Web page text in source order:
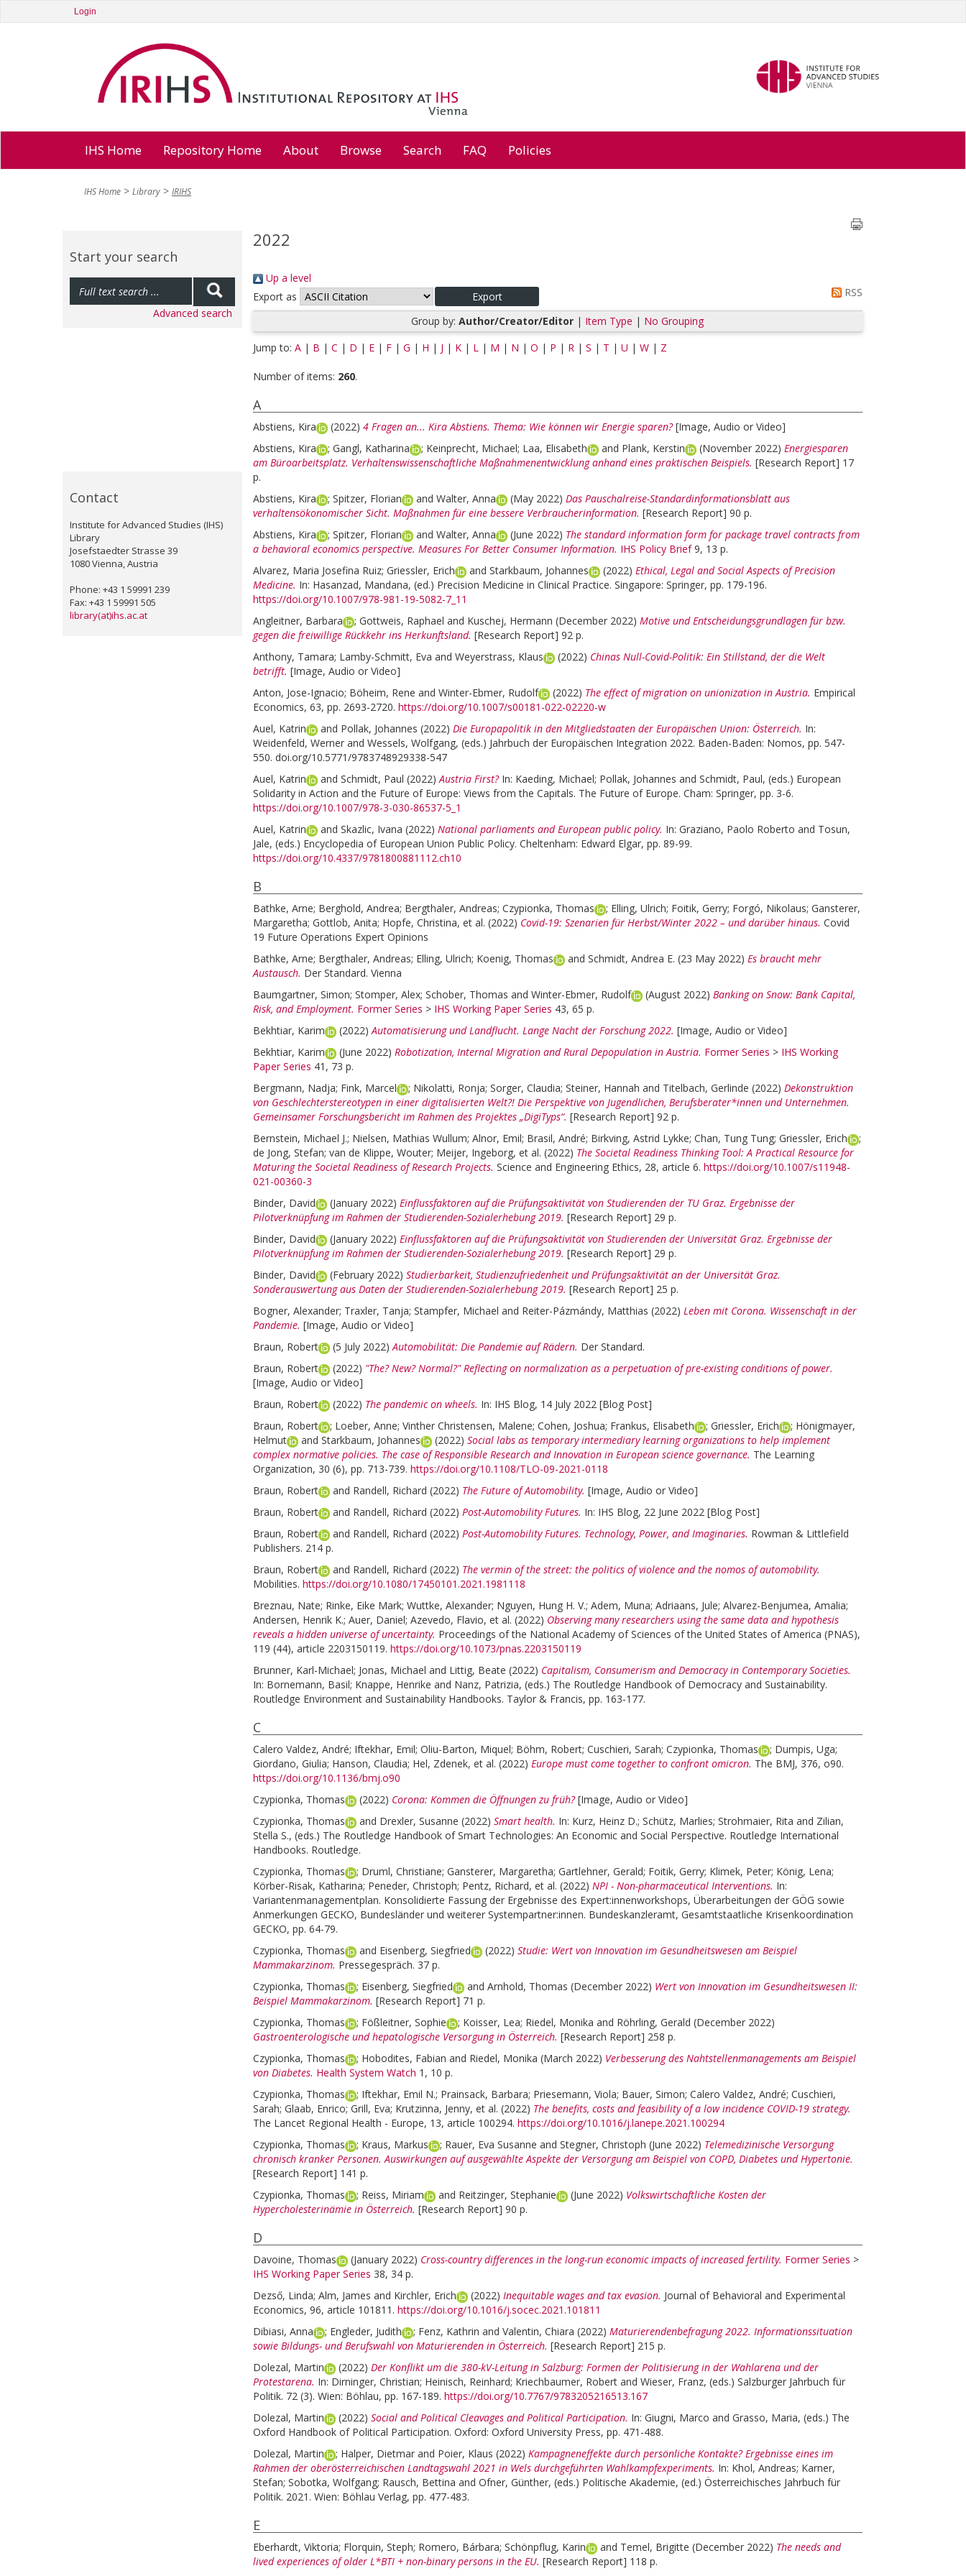
Login
IHS Home Repository Home About Browse Search FAQ Policies
IHS Home Library IRIHS
Start your search
Advanced search
Contact
Institute for Advanced Studies (IHS)
Library
Josefstaedter Strasse 39
1080 Vienna, Austria
Phone: +43 1 59991 239
Fax: +43 1 59991 505
library(at)ihs.ac.at
2022
Up a level
Export as
RSS
Group by:Author/Creator/Editor | Item Type | No Grouping
Jump to: A | B | C | D | E | F | G | H | J | K | L | M | N | O | P | R | S | T | U | W | Z
Number of items: 260.
A
Abstiens, Kira (2022) 4 Fragen an... Kira Abstiens. Thema: Wie können wir Energie sparen? [Image, Audio or Video]
Abstiens, Kira
; Gangl, Katharina ; Keinprecht, Michael; Laa, Elisabeth and Plank, Kerstin (November 2022) Energiesparen
am Büroarbeitsplatz. Verhaltenswissenschaftliche Maßnahmenentwicklung anhand eines praktischen Beispiels. [Research Report] 17
p.
Abstiens, Kira
; Spitzer, Florian and Walter, Anna (May 2022) Das Pauschalreise-Standardinformationsblatt aus
verhaltensökonomischer Sicht. Maßnahmen für eine bessere Verbraucherinformation. [Research Report] 90 p.
Abstiens, Kira
; Spitzer, Florian and Walter, Anna (June 2022) The standard information form for package travel contracts from
a behavioral economics perspective. Measures For Better Consumer Information. IHS Policy Brief9, 13 p.
Alvarez, Maria Josefina Ruiz; Griessler, Erich and Starkbaum, Johannes (2022) Ethical, Legal and Social Aspects of Precision
Medicine. In: Hasanzad, Mandana, (ed.) Precision Medicine in Clinical Practice. Singapore: Springer, pp. 179-196.
https://doi.org/10.1007/978-981-19-5082-7_11
Angleitner, Barbara
; Gottweis, Raphael and Kuschej, Hermann (December 2022) Motive und Entscheidungsgrundlagen für bzw.
gegen die freiwillige Rückkehr ins Herkunftsland. [Research Report] 92 p.
Anthony, Tamara; Lamby-Schmitt, Eva and Weyerstrass, Klaus (2022) Chinas Null-Covid-Politik: Ein Stillstand, der die Welt
betrifft. [Image, Audio or Video]
Anton, Jose-Ignacio; Böheim, Rene and Winter-Ebmer, Rudolf (2022) The effect of migration on unionization in Austria. Empirical
Economics, 63, pp. 2693-2720. https://doi.org/10.1007/s00181-022-02220-w
Auel, Katrin
and Pollak, Johannes (2022) Die Europapolitik in den Mitgliedstaaten der Europäischen Union: Österreich. In:
Weidenfeld, Werner and Wessels, Wolfgang, (eds.) Jahrbuch der Europäischen Integration 2022. Baden-Baden: Nomos, pp. 547-
550. doi.org/10.5771/9783748929338-547
Auel, Katrin
and Schmidt, Paul (2022)Austria First? In: Kaeding, Michael; Pollak, Johannes and Schmidt, Paul, (eds.) European
Solidarity in Action and the Future of Europe: Views from the Capitals. The Future of Europe. Cham: Springer, pp. 3-6.
https://doi.org/10.1007/978-3-030-86537-5_1
Auel, Katrin
and Skazlic, Ivana (2022) National parliaments and European public policy. In: Graziano, Paolo Roberto and Tosun,
Jale, (eds.) Encyclopedia of European Union Public Policy. Cheltenham: Edward Elgar, pp. 89-99.
https://doi.org/10.4337/9781800881112.ch10
B
Bathke, Arne; Berghold, Andrea; Bergthaler, Andreas; Czypionka, Thomas ; Elling, Ulrich; Foitik, Gerry; Forgó, Nikolaus; Gansterer,
Margaretha; Gottlob, Anita; Hopfe, Christina, et al. (2022) Covid-19: Szenarien für Herbst/Winter 2022 – und darüber hinaus. Covid
19 Future Operations Expert Opinions
Bathke, Arne; Bergthaler, Andreas; Elling, Ulrich; Koenig, Thomas and Schmidt, Andrea E. (23 May 2022) Es braucht mehr
Austausch. Der Standard. Vienna
Baumgartner, Simon; Stomper, Alex; Schober, Thomas and Winter-Ebmer, Rudolf (August 2022) Banking on Snow: Bank Capital,
Risk, and Employment. Former Series > IHS Working Paper Series 43, 65 p.
Bekhtiar, Karim
(2022)Automatisierung und Landflucht. Lange Nacht der Forschung 2022. [Image, Audio or Video]
Bekhtiar, Karim
(June 2022) Robotization, Internal Migration and Rural Depopulation in Austria. Former Series > IHS Working
Paper Series 41, 73 p.
Bergmann, Nadja; Fink, Marcel ; Nikolatti, Ronja; Sorger, Claudia; Steiner, Hannah and Titelbach, Gerlinde (2022) Dekonstruktion
von Geschlechterstereotypen in einer digitalisierten Welt?! Die Perspektive von Jugendlichen, Berufsberater*innen und Unternehmen.
Gemeinsamer Forschungsbericht im Rahmen des Projektes „DigiTyps“. [Research Report] 92 p.
Bernstein, Michael J.; Nielsen, Mathias Wullum; Alnor, Emil; Brasil, André; Birkving, Astrid Lykke; Chan, Tung Tung; Griessler, Erich
;
de Jong, Stefan; van de Klippe, Wouter; Meijer, Ingeborg, et al. (2022) The Societal Readiness Thinking Tool: A Practical Resource for
Maturing the Societal Readiness of Research Projects. Science and Engineering Ethics, 28, article 6. https://doi.org/10.1007/s11948-
021-00360-3
Binder, David
(January 2022) Einflussfaktoren auf die Prüfungsaktivität von Studierenden der TU Graz. Ergebnisse der
Pilotverknüpfung im Rahmen der Studierenden-Sozialerhebung 2019. [Research Report] 29 p.
Binder, David
(January 2022) Einflussfaktoren auf die Prüfungsaktivität von Studierenden der Universität Graz. Ergebnisse der
Pilotverknüpfung im Rahmen der Studierenden-Sozialerhebung 2019. [Research Report] 29 p.
Binder, David
(February 2022) Studierbarkeit, Studienzufriedenheit und Prüfungsaktivität an der Universität Graz.
Sonderauswertung aus Daten der Studierenden-Sozialerhebung 2019. [Research Report] 25 p.
Bogner, Alexander; Traxler, Tanja; Stampfer, Michael and Reiter-Pázmándy, Matthias (2022) Leben mit Corona. Wissenschaft in der
Pandemie. [Image, Audio or Video]
Braun, Robert
(5 July 2022)Automobilität: Die Pandemie auf Rädern. Der Standard.
Braun, Robert
(2022) "The? New? Normal?" Reflecting on normalization as a perpetuation of pre-existing conditions of power.
[Image, Audio or Video]
Braun, Robert
(2022) The pandemic on wheels. In: IHS Blog, 14 July 2022 [Blog Post]
Braun, Robert
; Loeber, Anne; Vinther Christensen, Malene; Cohen, Joshua; Frankus, Elisabeth ; Griessler, Erich ; Hönigmayer,
Helmut
and Starkbaum, Johannes (2022) Social labs as temporary intermediary learning organizations to help implement
complex normative policies. The case of Responsible Research and Innovation in European science governance. The Learning
Organization, 30 (6), pp. 713-739. https://doi.org/10.1108/TLO-09-2021-0118
Braun, Robert
and Randell, Richard (2022) The Future of Automobility. [Image, Audio or Video]
Braun, Robert
and Randell, Richard (2022) Post-Automobility Futures. In: IHS Blog, 22 June 2022 [Blog Post]
Braun, Robert
and Randell, Richard (2022) Post-Automobility Futures. Technology, Power, and Imaginaries. Rowman & Littlefield
Publishers. 214 p.
Braun, Robert
and Randell, Richard (2022) The vermin of the street: the politics of violence and the nomos of automobility.
Mobilities. https://doi.org/10.1080/17450101.2021.1981118
Breznau, Nate; Rinke, Eike Mark; Wuttke, Alexander; Nguyen, Hung H. V.; Adem, Muna; Adriaans, Jule; Alvarez-Benjumea, Amalia;
Andersen, Henrik K.; Auer, Daniel; Azevedo, Flavio, et al. (2022) Observing many researchers using the same data and hypothesis
reveals a hidden universe of uncertainty. Proceedings of the National Academy of Sciences of the United States of America (PNAS),
119 (44), article 2203150119. https://doi.org/10.1073/pnas.2203150119
Brunner, Karl-Michael; Jonas, Michael and Littig, Beate (2022) Capitalism, Consumerism and Democracy in Contemporary Societies.
In: Bornemann, Basil; Knappe, Henrike and Nanz, Patrizia, (eds.) The Routledge Handbook of Democracy and Sustainability.
Routledge Environment and Sustainability Handbooks. Taylor & Francis, pp. 163-177.
C
Calero Valdez, André; Iftekhar, Emil; Oliu-Barton, Miquel; Böhm, Robert; Cuschieri, Sarah; Czypionka, Thomas ; Dumpis, Uga;
Giordano, Giulia; Hanson, Claudia; Hel, Zdenek, et al. (2022) Europe must come together to confront omicron. The BMJ, 376, o90.
https://doi.org/10.1136/bmj.o90
Czypionka, Thomas
(2022) Corona: Kommen die Öffnungen zu früh? [Image, Audio or Video]
Czypionka, Thomas
and Drexler, Susanne (2022) Smart health. In: Kurz, Heinz D.; Schütz, Marlies; Strohmaier, Rita and Zilian,
Stella S., (eds.) The Routledge Handbook of Smart Technologies: An Economic and Social Perspective. Routledge International
Handbooks. Routledge.
Czypionka, Thomas
; Druml, Christiane; Gansterer, Margaretha; Gartlehner, Gerald; Foitik, Gerry; Klimek, Peter; König, Lena;
Körber-Risak, Katharina; Peneder, Christoph; Pentz, Richard, et al. (2022) NPI - Non-pharmaceutical Interventions. In:
Variantenmanagementplan. Konsolidierte Fassung der Ergebnisse des Expert:innenworkshops, Überarbeitungen der GÖG sowie
Anmerkungen GECKO, Bundesländer und weiterer Systempartner:innen. Bundeskanzleramt, Gesamtstaatliche Krisenkoordination
GECKO, pp. 64-79.
Czypionka, Thomas
and Eisenberg, Siegfried (2022) Studie: Wert von Innovation im Gesundheitswesen am Beispiel
Mammakarzinom. Pressegespräch. 37 p.
Czypionka, Thomas
; Eisenberg, Siegfried and Arnhold, Thomas (December 2022) Wert von Innovation im Gesundheitswesen II:
Beispiel Mammakarzinom. [Research Report] 71 p.
Czypionka, Thomas
; Fößleitner, Sophie ; Koisser, Lea; Riedel, Monika and Röhrling, Gerald (December 2022)
Gastroenterologische und hepatologische Versorgung in Österreich. [Research Report] 258 p.
Czypionka, Thomas
; Hobodites, Fabian and Riedel, Monika (March 2022) Verbesserung des Nahtstellenmanagements am Beispiel
von Diabetes. Health System Watch 1, 10 p.
Czypionka, Thomas
; Iftekhar, Emil N.; Prainsack, Barbara; Priesemann, Viola; Bauer, Simon; Calero Valdez, André; Cuschieri,
Sarah; Glaab, Enrico; Grill, Eva; Krutzinna, Jenny, et al. (2022) The benefits, costs and feasibility of a low incidence COVID-19 strategy.
The Lancet Regional Health - Europe, 13, article 100294. https://doi.org/10.1016/j.lanepe.2021.100294
Czypionka, Thomas
; Kraus, Markus ; Rauer, Eva Susanne and Stegner, Christoph (June 2022) Telemedizinische Versorgung
chronisch kranker Personen. Auswirkungen auf ausgewählte Aspekte der Versorgung am Beispiel von COPD, Diabetes und Hypertonie.
[Research Report] 141 p.
Czypionka, Thomas
; Reiss, Miriam and Reitzinger, Stephanie (June 2022) Volkswirtschaftliche Kosten der
Hypercholesterinämie in Österreich. [Research Report] 90 p.
D
Davoine, Thomas (January 2022) Cross-country differences in the long-run economic impacts of increased fertility. Former Series >
IHS Working Paper Series 38, 34 p.
Dezső, Linda; Alm, James and Kirchler, Erich (2022) Inequitable wages and tax evasion. Journal of Behavioral and Experimental
Economics, 96, article 101811. https://doi.org/10.1016/j.socec.2021.101811
Dibiasi, Anna
; Engleder, Judith ; Fenz, Kathrin and Valentin, Chiara (2022) Maturierendenbefragung 2022. Informationssituation
sowie Bildungs- und Berufswahl von Maturierenden in Österreich. [Research Report] 215 p.
Dolezal, Martin
(2022) Der Konflikt um die 380-kV-Leitung in Salzburg: Formen der Politisierung in der Wahlarena und der
Protestarena. In: Dirninger, Christian; Heinisch, Reinhard; Kriechbaumer, Robert and Wieser, Franz, (eds.) Salzburger Jahrbuch für
Politik. 72 (3). Wien: Böhlau, pp. 167-189. https://doi.org/10.7767/9783205216513.167
Dolezal, Martin
(2022) Social and Political Cleavages and Political Participation. In: Giugni, Marco and Grasso, Maria, (eds.) The
Oxford Handbook of Political Participation. Oxford: Oxford University Press, pp. 471-488.
Dolezal, Martin
; Halper, Dietmar and Poier, Klaus (2022) Kampagneneffekte durch persönliche Kontakte? Ergebnisse eines im
Rahmen der oberösterreichischen Landtagswahl 2021 in Wels durchgeführten Wahlkampfexperiments. In: Khol, Andreas; Karner,
Stefan; Sobotka, Wolfgang; Rausch, Bettina and Ofner, Günther, (eds.) Politische Akademie, (ed.) Österreichisches Jahrbuch für
Politik. 2021. Wien: Böhlau Verlag, pp. 477-483.
E
Eberhardt, Viktoria; Florquin, Steph; Romero, Bárbara; Schönpflug, Karin and Temel, Brigitte (December 2022) The needs and
lived experiences of older L*BTI + non-binary persons in the EU. [Research Report] 118 p.